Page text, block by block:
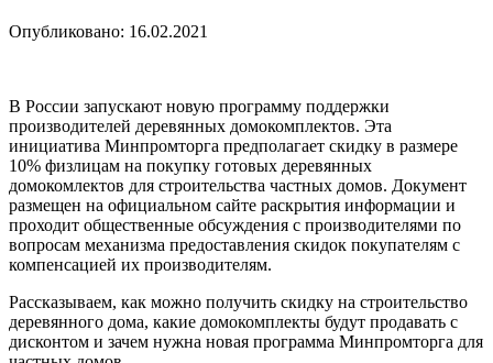
Опубликовано: 16.02.2021
В России запускают новую программу поддержки
производителей деревянных домокомплектов. Эта
инициатива Минпромторга предполагает скидку в размере
10% физлицам на покупку готовых деревянных
домокомлектов для строительства частных домов. Документ
размещен на официальном сайте раскрытия информации и
проходит общественные обсуждения с производителями по
вопросам механизма предоставления скидок покупателям с
компенсацией их производителям.
Рассказываем, как можно получить скидку на строительство
деревянного дома, какие домокомплекты будут продавать с
дисконтом и зачем нужна новая программа Минпромторга для